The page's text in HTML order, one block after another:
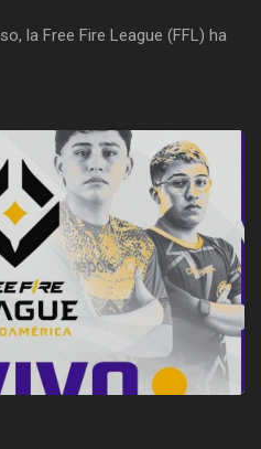
la Free Fire League (FFL) ha